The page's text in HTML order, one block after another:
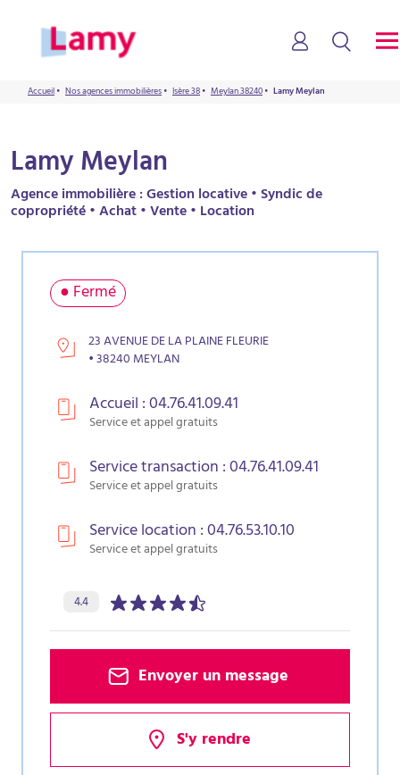
Accueil• Nos agences immobilières• Isère 38• Meylan 38240• Lamy Meylan
Lamy Meylan
Agence immobilière : Gestion locative • Syndic de
copropriété • Achat • Vente • Location
● Fermé
Évaluation de l’agence :
4.4sur 5 étoiles
23 AVENUE DE LA PLAINE FLEURIE
• 38240 MEYLAN
Accueil : 04.76.41.09.41
Service et appel gratuits
Service transaction : 04.76.41.09.41
Service et appel gratuits
Service location : 04.76.53.10.10
Service et appel gratuits
Envoyer un message
S'y rendre